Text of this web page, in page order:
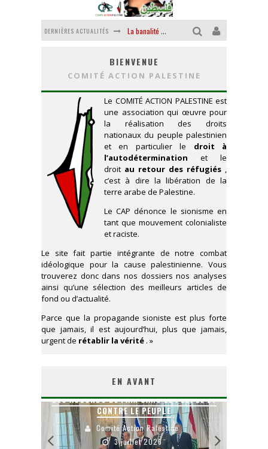
DERNIÈRES ACTUALITÉS La banalité du mal colonial
Chantage terroriste
La révolution ou rien
Des accords de paix sans le peuple et contre le peuple
La puissance américaine en peau de chagrin
BIENVENUE
COMITÉ ACTION PALESTINE
Le COMITÉ ACTION PALESTINE est
une association qui œuvre pour
la réalisation des droits
nationaux du peuple palestinien
et en particulier le droit à
l’autodétermination et le
droit au retour des réfugiés ,
c’est à dire la libération de la
terre arabe de Palestine.
Le CAP dénonce le sionisme en
tant que mouvement colonialiste
et raciste.
Le site fait partie intégrante de notre combat
idéologique pour la cause palestinienne. Vous
trouverez donc dans nos dossiers nos analyses
ainsi qu’une sélection des meilleurs articles de
fond ou d’actualité.
Parce que la propagande sioniste est plus forte
que jamais, il est aujourd’hui, plus que jamais,
urgent de rétablir la vérité . »
EN AVANT
DES ACCORDS DE PAIX SANS LE PEUPLE ET
CONTRE LE PEUPLE
Comité Action Palestine
3 juillet 2026